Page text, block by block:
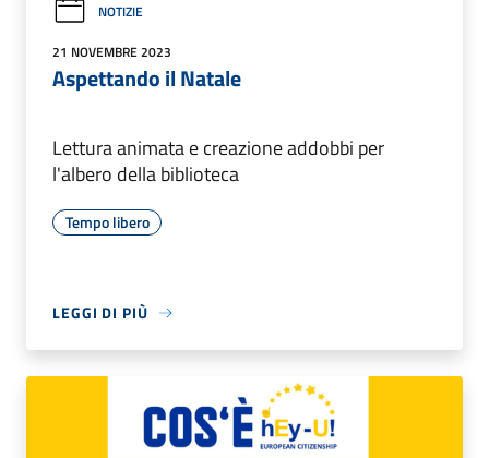
NOTIZIE
21 NOVEMBRE 2023
Aspettando il Natale
Lettura animata e creazione addobbi per
l'albero della biblioteca
Tempo libero
LEGGI DI PIÙ